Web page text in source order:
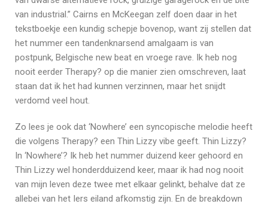
van industrial.” Cairns en McKeegan zelf doen daar in het
tekstboekje een kundig schepje bovenop, want zij stellen dat
het nummer een tandenknarsend amalgaam is van
postpunk, Belgische new beat en vroege rave. Ik heb nog
nooit eerder Therapy? op die manier zien omschreven, laat
staan dat ik het had kunnen verzinnen, maar het snijdt
verdomd veel hout.
Zo lees je ook dat ‘Nowhere’ een syncopische melodie heeft
die volgens Therapy? een Thin Lizzy vibe geeft. Thin Lizzy?
In ‘Nowhere’? Ik heb het nummer duizend keer gehoord en
Thin Lizzy wel honderdduizend keer, maar ik had nog nooit
van mijn leven deze twee met elkaar gelinkt, behalve dat ze
allebei van het Iers eiland afkomstig zijn. En de breakdown